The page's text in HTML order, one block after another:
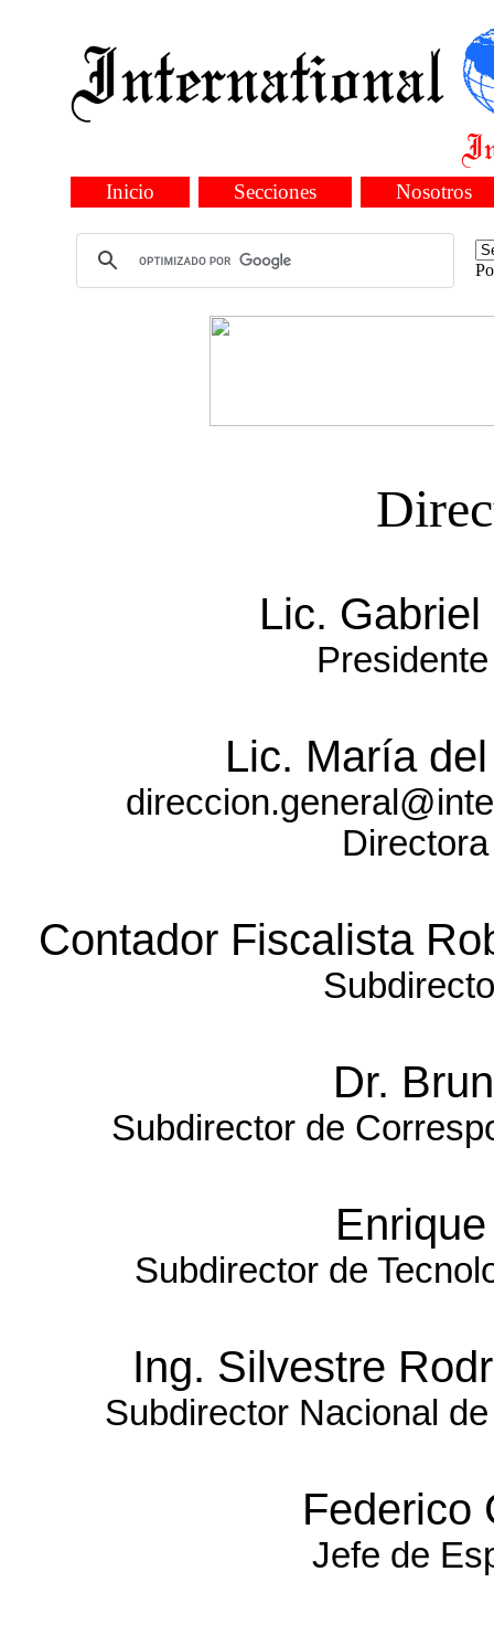
Inicio Secciones Nosotros
Lic.
Lic. María
Contador Fiscalista
Dr.
Subdirector de
Subdirector de
Ing. Silvestre
Subdirector Nacional
Federico
Jefe de